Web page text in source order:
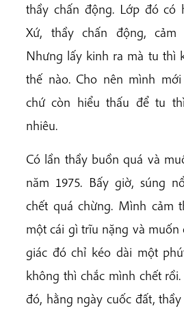
thầy chấn động. Lớp đó có
Xứ, thầy chấn động, cảm
Nhưng lấy kinh ra mà tu thì
thế nào. Cho nên mình
chứ còn hiểu thấu để tu
nhiêu.
Có lần thầy buồn quá và
năm 1975. Bấy giờ, súng
chết quá chừng. Mình cảm
một cái gì trĩu nặng và muốn
giác đó chỉ kéo dài một
không thì chắc mình chết
đó, hằng ngày cuốc đất,